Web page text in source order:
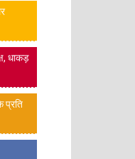
धाकड़
प्रति